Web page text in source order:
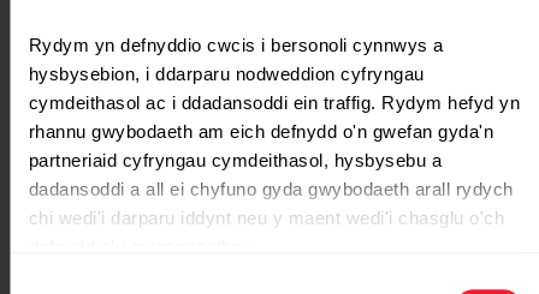
Rydym yn defnyddio cwcis i bersonoli cynnwys a
hysbysebion, i ddarparu nodweddion cyfryngau
cymdeithasol ac i ddadansoddi ein traffig. Rydym hefyd yn
rhannu gwybodaeth am eich defnydd o'n gwefan gyda'n
partneriaid cyfryngau cymdeithasol, hysbysebu a
dadansoddi a all ei chyfuno gyda gwybodaeth arall rydych
chi wedi'i darparu iddynt neu y maent wedi'i chasglu o'ch
Ynystawe wedi prynu tri danc i gasglu a storio
dŵr glaw. Mae un o'r rhain yn defnyddio
system i gyfeirio dŵr i'r toiledau a'r peiriannau
golchi.
Fe uwchraddiodd y clwb y gwteri ar yr adeilad
hefyd. Bydd hyn yn helpu i sicrhau bod dŵr